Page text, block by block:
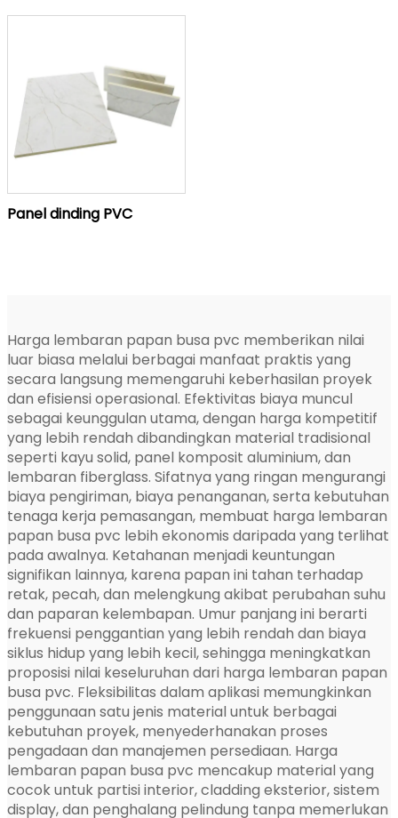
Panel dinding PVC
Harga lembaran papan busa pvc memberikan nilai
luar biasa melalui berbagai manfaat praktis yang
secara langsung memengaruhi keberhasilan proyek
dan efisiensi operasional. Efektivitas biaya muncul
sebagai keunggulan utama, dengan harga kompetitif
yang lebih rendah dibandingkan material tradisional
seperti kayu solid, panel komposit aluminium, dan
lembaran fiberglass. Sifatnya yang ringan mengurangi
biaya pengiriman, biaya penanganan, serta kebutuhan
tenaga kerja pemasangan, membuat harga lembaran
papan busa pvc lebih ekonomis daripada yang terlihat
pada awalnya. Ketahanan menjadi keuntungan
signifikan lainnya, karena papan ini tahan terhadap
retak, pecah, dan melengkung akibat perubahan suhu
dan paparan kelembapan. Umur panjang ini berarti
frekuensi penggantian yang lebih rendah dan biaya
siklus hidup yang lebih kecil, sehingga meningkatkan
proposisi nilai keseluruhan dari harga lembaran papan
busa pvc. Fleksibilitas dalam aplikasi memungkinkan
penggunaan satu jenis material untuk berbagai
kebutuhan proyek, menyederhanakan proses
pengadaan dan manajemen persediaan. Harga
lembaran papan busa pvc mencakup material yang
cocok untuk partisi interior, cladding eksterior, sistem
display, dan penghalang pelindung tanpa memerlukan